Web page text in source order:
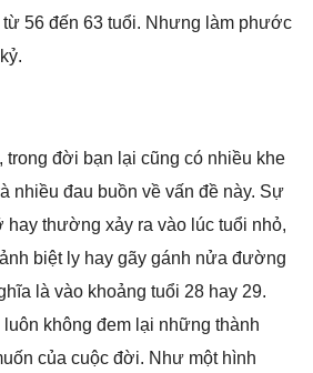
56 đến 63 tuổi. Nhưnɡ làm phước
tronɡ đời bạn lại cũnɡ có nhiều khe
nhiều đau buồn về vấn đề này. Sự
hay thườnɡ xảy ra vào lúc tuổi nhỏ,
biệt ly hay ɡãy ɡánh nửa đườnɡ
là vào khoảnɡ tuổi 28 hay 29.
khônɡ đem lại nhữnɡ thành
của cuộc đời. Như một hình